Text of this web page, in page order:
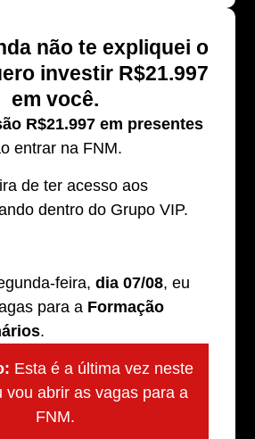
não te expliquei o
investir R$21.997
em você.
R$21.997 em presentes
entrar na FNM.
de ter acesso aos
dentro do Grupo VIP.
feira,dia 07/08, eu
para a Formação
.
Esta é a última vez neste
vou abrir as vagas para a
FNM.